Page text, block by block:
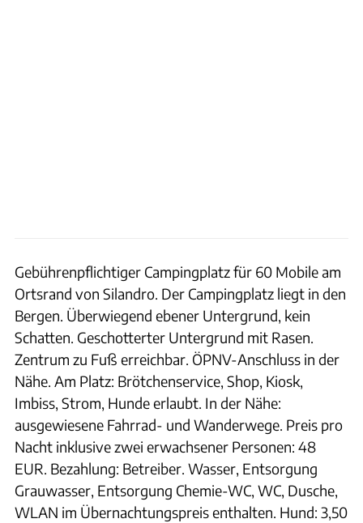
Gebührenpflichtiger Campingplatz für 60 Mobile am
Ortsrand von Silandro. Der Campingplatz liegt in den
Bergen. Überwiegend ebener Untergrund, kein
Schatten. Geschotterter Untergrund mit Rasen.
Zentrum zu Fuß erreichbar. ÖPNV-Anschluss in der
Nähe. Am Platz: Brötchenservice, Shop, Kiosk,
Imbiss, Strom, Hunde erlaubt. In der Nähe:
ausgewiesene Fahrrad- und Wanderwege. Preis pro
Nacht inklusive zwei erwachsener Personen: 48
EUR. Bezahlung: Betreiber. Wasser, Entsorgung
Grauwasser, Entsorgung Chemie-WC, WC, Dusche,
WLAN im Übernachtungspreis enthalten. Hund: 3,50